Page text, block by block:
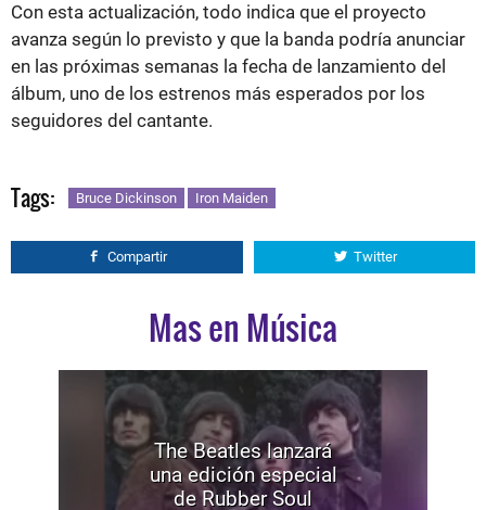
Con esta actualización, todo indica que el proyecto
avanza según lo previsto y que la banda podría anunciar
en las próximas semanas la fecha de lanzamiento del
álbum, uno de los estrenos más esperados por los
seguidores del cantante.
Tags: Bruce Dickinson Iron Maiden
Compartir Twitter
Mas en Música
The Beatles lanzará
una edición especial
de Rubber Soul